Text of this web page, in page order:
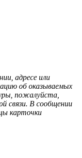
адресе или
об оказываемых
пожалуйста,
связи. В сообщении
карточки